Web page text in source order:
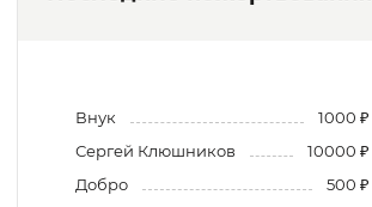
Внук
1000 ₽
Сергей Клюшников
10000 ₽
Добро
500 ₽